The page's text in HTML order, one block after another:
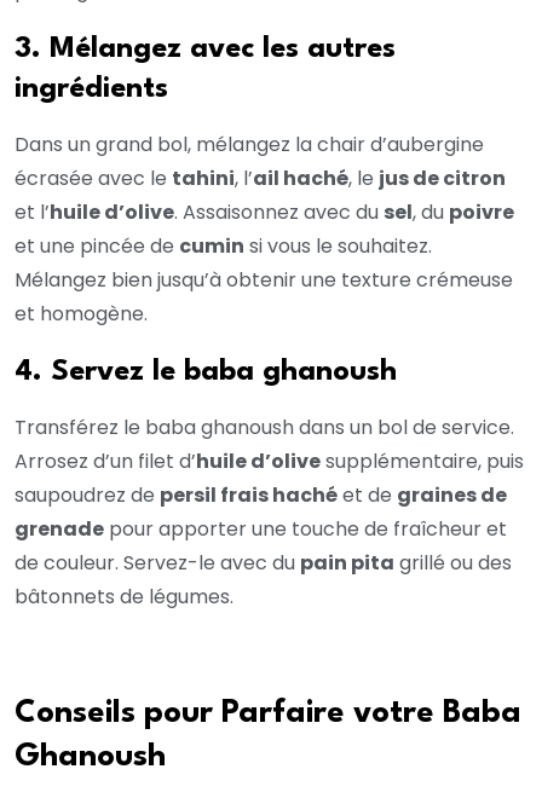
3. Mélangez avec les autres
ingrédients
Dans un grand bol, mélangez la chair d’aubergine
écrasée avec le tahini, l’ail haché, le jus de citron
et l’huile d’olive. Assaisonnez avec du sel, du poivre
et une pincée de cumin si vous le souhaitez.
Mélangez bien jusqu’à obtenir une texture crémeuse
et homogène.
4. Servez le baba ghanoush
Transférez le baba ghanoush dans un bol de service.
Arrosez d’un filet d’huile d’olivesupplémentaire, puis
saupoudrez de persil frais hachéet de graines de
grenade pour apporter une touche de fraîcheur et
de couleur. Servez-le avec du pain pita grillé ou des
bâtonnets de légumes.
Conseils pour Parfaire votre Baba
Ghanoush